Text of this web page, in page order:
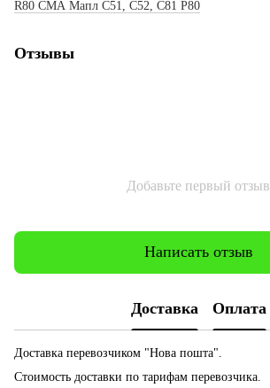
R80 СМА Мапл С51, С52, С81 Р80
Отзывы
Добавьте первый отзыв
Написать отзыв
Доставка Оплата
Доставка перевозчиком "Нова пошта".
Стоимость доставки по тарифам перевозчика.